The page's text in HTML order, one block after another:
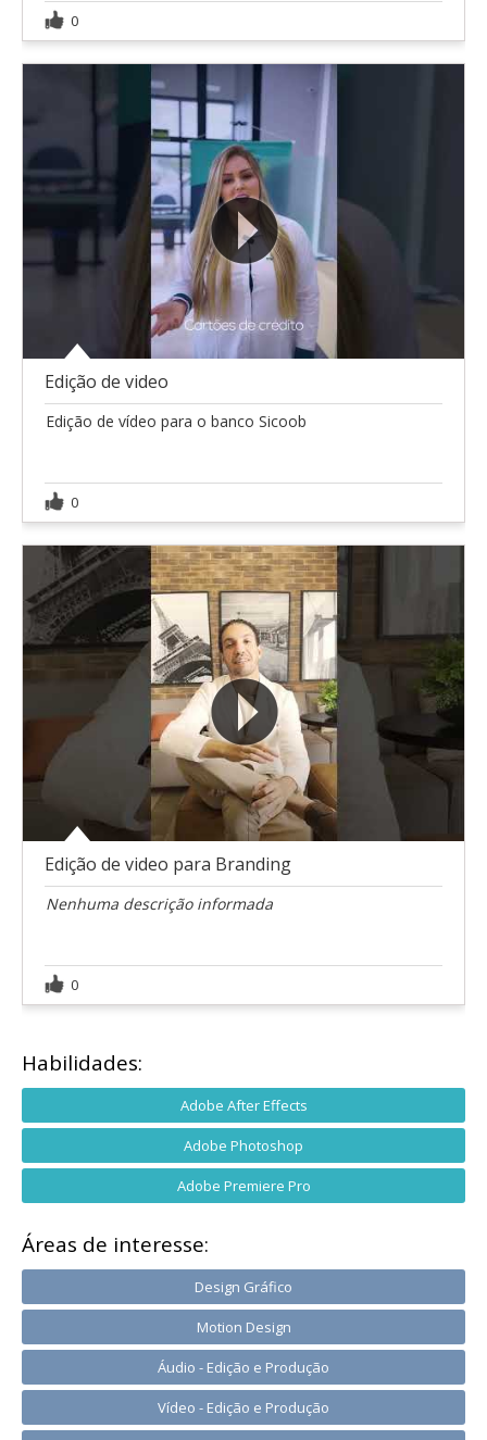
0
Edição de video
Edição de vídeo para o banco Sicoob
0
Edição de video para Branding
Nenhuma descrição informada
0
Habilidades:
Adobe After Effects
Adobe Photoshop
Adobe Premiere Pro
Áreas de interesse:
Design Gráfico
Motion Design
Áudio - Edição e Produção
Vídeo - Edição e Produção